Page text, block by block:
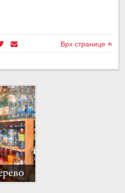
Врх странице